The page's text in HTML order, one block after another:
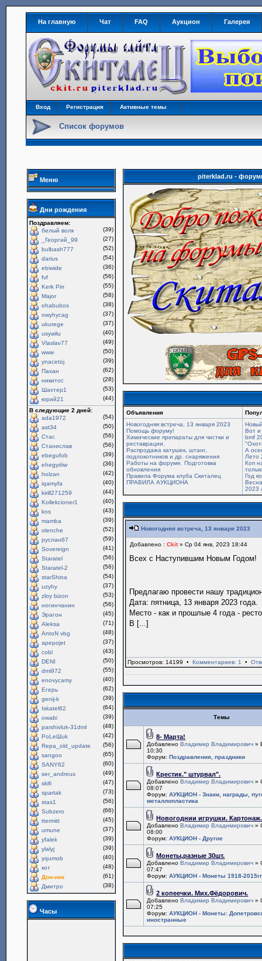
На главную Чат FAQ Аукцион Галерея
Вход Регистрация Активные темы
Список форумов
Меню
Дни рождения
Поздравляем:
белый волк
(39)
_Георгий_99
(27)
bulbash777
(52)
darius
(54)
ebiwide
(36)
fvf
(56)
Kerk Pirr
(55)
Major
(58)
ohabubos
(38)
owyhycag
(37)
ukurege
(37)
usywilu
(40)
Vlaslav77
(49)
www
(50)
ynacetoj
(39)
Пахан
(62)
никитос
(28)
Шахтер1
(53)
юрий21
(44)
В следующие 2 дней:
ada1972
(54)
ast34
(50)
Стас
(56)
Станислав
(56)
ebegufob
(39)
ehegydiw
(36)
holzan
(42)
iqamyfa
(40)
kirill271259
(44)
Kollekcioner1
(40)
kos
(43)
mamba
(39)
olenche
(52)
руслан67
(59)
Sovereign
(41)
Staratel
(56)
Staratel-2
(56)
starShina
(54)
uzyhy
(37)
zloy bizon
(53)
ногинчанин
(56)
Эрагон
(45)
Aleksa
(71)
AntoN vbg
(48)
apepojet
(37)
cobl
(43)
DENI
(50)
dmi972
(55)
enovycamy
(40)
Егерь
(62)
genij-k
(39)
Iskatel62
(64)
owabi
(39)
parshivluk-31dml
(48)
PoLeШuk
(42)
Repa_old_update
(56)
sangoo
(65)
SANY62
(60)
ser_andreus
(49)
skifi
(47)
spartak
(73)
stas1
(56)
Subzero
(66)
ttermitt
(45)
umune
(37)
yfalek
(39)
ylalyj
(39)
yqumob
(40)
кот
(48)
Дон-ник
(61)
Дмитро
(38)
Часы
piterklad.ru -
Объявления
Новогодняя встреча, 13 января 2023
Помощь форуму!
Химические препараты для чистки и
реставрации.
Распродажа катушек, штанг,
подлокотников и др. снаряжения
Работы на форуме. Подготовка
обновления
Правила Форума клуба Скиталец
ПРАВИЛА АУКЦИОНА
Вот и
bmf
А
Лето
Коп
Год
2023
Новогодняя встреча, 13 января 2023
Добавлено :Ckit» Ср 04 янв, 2023 18:44
Всех с Наступившим Новым Годом!
Предлагаю провести нашу
Дата: пятница, 13 января 2023 года.
Место - как и прошлые 4 года -
В [...]
Просмотров: 14199 •Комментариев: 1 •
Темы
8- Марта!
ДобавленоВладимир Владимирович »
10:30
Форум:Поздравления, праздники
Крестик." штурвал".
ДобавленоВладимир Владимирович »
08:07
Форум:АУКЦИОН - Знаки, награды,
металлопластика
Новогоднии игрушки. Картонаж.
ДобавленоВладимир Владимирович »
08:00
Форум:АУКЦИОН - Другое
Монеты,разные 30шт.
ДобавленоВладимир Владимирович »
07:47
Форум:АУКЦИОН - Монеты 1918-
2 копеечки. Мих.Фёдорович.
ДобавленоВладимир Владимирович »
07:25
Форум:АУКЦИОН - Монеты:
иностранные